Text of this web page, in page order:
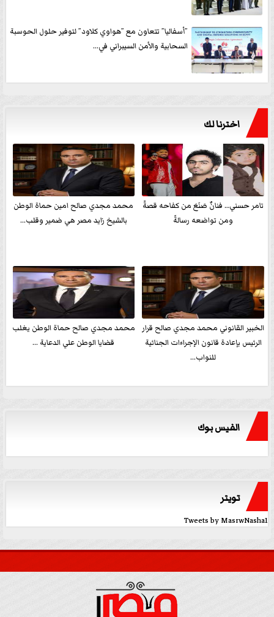
”أسفاليا” تتعاون مع ”هواوي كلاود” لتوفير حلول الحوسبة
السحابية والأمن السيبراني في...
اخترنا لك
تامر حسني… فنانٌ صَنَعَ من كفاحه قصةً
ومن تواضعه رسالةً
محمد مجدي صالح امين حماة الوطن
بالشيخ زايد مصر هي ضمير وقلب...
الخبير القانوني محمد مجدي صالح قرار
الرئيس بإعادة قانون الإجراءات الجنائية
للنواب...
محمد مجدي صالح حماة الوطن يغلب
قضايا الوطن علي الدعاية ...
الفيس بوك
تويتر
Tweets by MasrwNasha1